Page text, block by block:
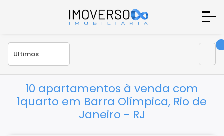
10 apartamentos à venda com
1quarto em Barra Olímpica, Rio de
Janeiro - RJ